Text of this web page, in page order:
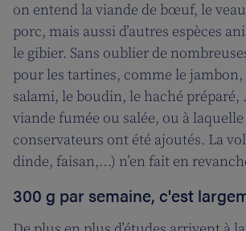
on entend la viande de bœuf, le
porc, mais aussi d’autres espèces
le gibier. Sans oublier de
pour les tartines, comme le jambon,
salami, le boudin, le haché préparé,
viande fumée ou salée, ou à laquelle
conservateurs ont été ajoutés. La
dinde, faisan,…) n’en fait en
300 g par semaine, c'est